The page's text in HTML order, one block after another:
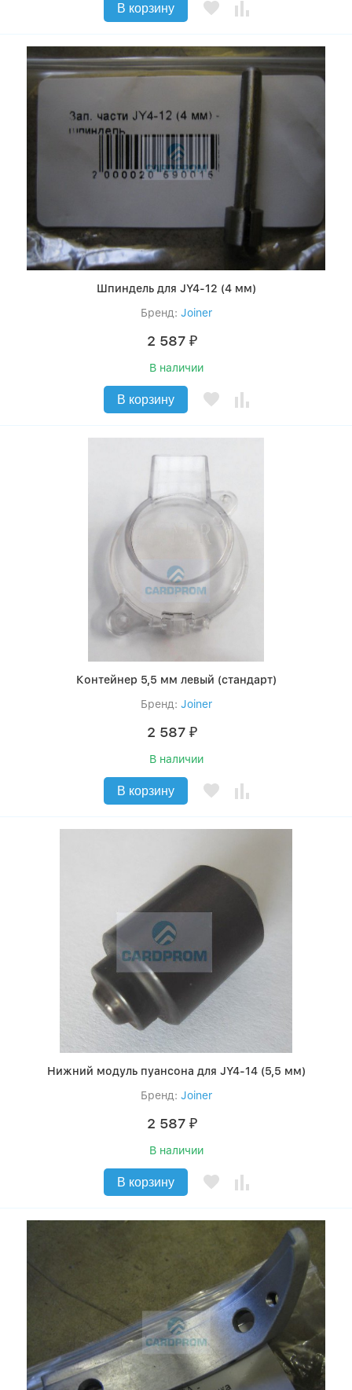
В корзину
Шпиндель для JY4-12 (4 мм)
Бренд: Joiner
2 587 ₽
В наличии
В корзину
Контейнер 5,5 мм левый (стандарт)
Бренд: Joiner
2 587 ₽
В наличии
В корзину
Нижний модуль пуансона для JY4-14 (5,5 мм)
Бренд: Joiner
2 587 ₽
В наличии
В корзину